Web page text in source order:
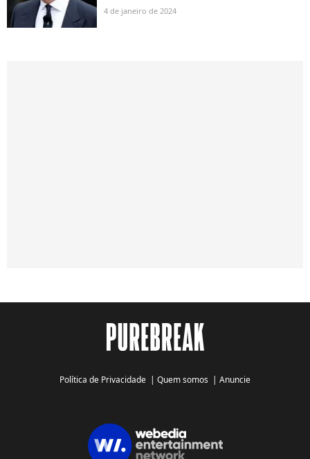
4 de janeiro de 2024
Política de Privacidade | Quem somos | Anuncie